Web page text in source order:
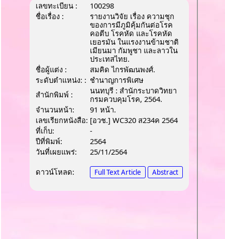
เลขทะเบียน :
100298
ชื่อเรื่อง :
รายงานวิจัย เรื่อง ความชุก
ของการมีภูมิคุ้มกันต่อโรค
คอตีบ โรคหัด และโรคหัด
เยอรมัน ในแรงงานข้ามชาติ
เมียนมา กัมพูชา และลาวใน
ประเทสไทย.
ชื่อผู้แต่ง :
สมคิด ไกรพัฒนพงศ์.
ระดับตำแหน่ง: : ชํานาญการพิเศษ
สำนักพิมพ์ :
นนทบุรี : สำนักระบาดวิทยา
กรมควบคุมโรค, 2564.
จำนวนหน้า:
91 หน้า.
เลขเรียกหนังสือ: [อวช.] WC320 ส234ค 2564
ที่เก็บ:
-
ปีที่พิมพ์:
2564
วันที่เผยแพร่:
25/11/2564
ดาวน์โหลด:
Full Text Article Abstract